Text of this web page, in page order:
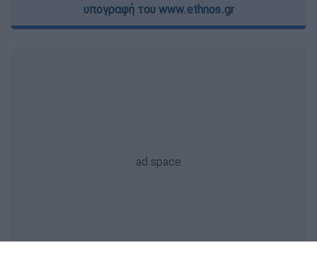
υπογραφή του www.ethnos.gr